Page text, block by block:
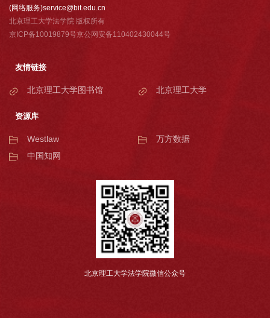
(网络服务)service@bit.edu.cn
北京理工大学法学院 版权所有
京ICP备10019879号京公网安备110402430044号
友情链接
北京理工大学图书馆 北京理工大学
资源库
Westlaw
万方数据
中国知网
北京理工大学法学院微信公众号